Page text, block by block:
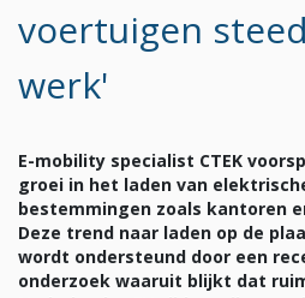
voertuigen
werk'
E-mobility specialist CTEK
groei in het laden van
bestemmingen zoals kantoren
Deze trend naar laden op de
wordt ondersteund door een
onderzoek waaruit blijkt dat